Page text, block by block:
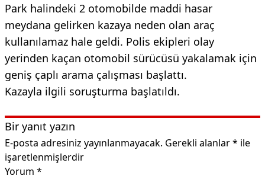
Park halindeki 2 otomobilde maddi hasar
meydana gelirken kazaya neden olan araç
kullanılamaz hale geldi. Polis ekipleri olay
yerinden kaçan otomobil sürücüsü yakalamak için
geniş çaplı arama çalışması başlattı.
Kazayla ilgili soruşturma başlatıldı.
Bir yanıt yazın
E-posta adresiniz yayınlanmayacak. Gerekli alanlar* ile
işaretlenmişlerdir
Yorum *